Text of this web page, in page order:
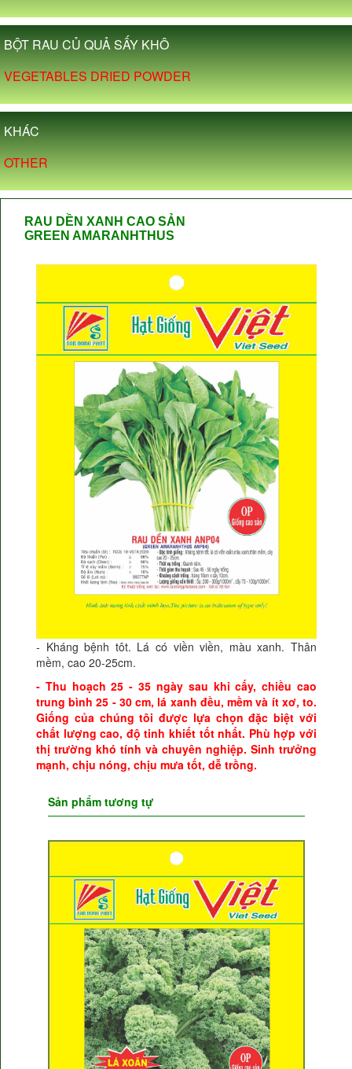
BỘT RAU CỦ QUẢ SẤY KHÔ
VEGETABLES DRIED POWDER
KHÁC
OTHER
RAU DỀN XANH CAO SẢN
GREEN AMARANHTHUS
- Kháng bệnh tôt. Lá có viền viền, màu xanh.Thân
mềm, cao 20-25cm.
- Thu hoạch 25 - 35 ngày sau khi cấy, chiều cao
trung bình 25 - 30 cm, lá xanh đều, mềm và ít xơ, to.
Giống của chúng tôi được lựa chọn đặc biệt với
chất lượng cao, độ tinh khiết tốt nhất. Phù hợp với
thị trường khó tính và chuyên nghiệp. Sinh trưởng
mạnh, chịu nóng, chịu mưa tốt, dễ trồng.
Sản phẩm tương tự